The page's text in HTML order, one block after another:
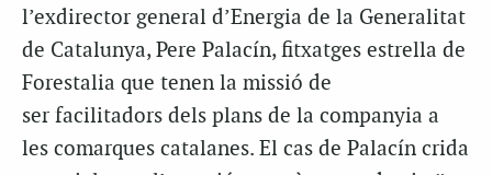
l’exdirector general d’Energia de la Generalitat
de Catalunya, Pere Palacín, fitxatges estrella de
Forestalia que tenen la missió de
ser facilitadors dels plans de la companyia a
les comarques catalanes. El cas de Palacín crida